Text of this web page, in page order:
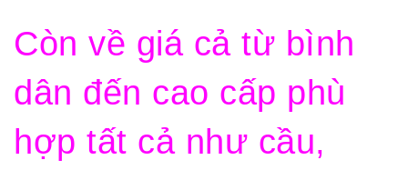
Còn về giá cả từ bình
dân đến cao cấp phù
hợp tất cả như cầu,